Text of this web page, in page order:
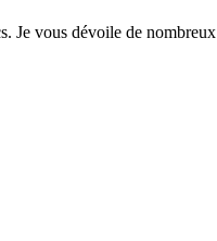
vous dévoile de